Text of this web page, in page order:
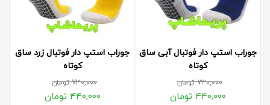
جوراب استپ دار فوتبال آبی ساق
کوتاه
730,000تومان
440,000 تومان
جوراب استپ دار فوتبال زرد ساق
کوتاه
730,000تومان
440,000 تومان